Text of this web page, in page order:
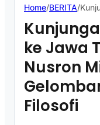
Home/BERITA/
ke Jawa
Nusron
Filosofi